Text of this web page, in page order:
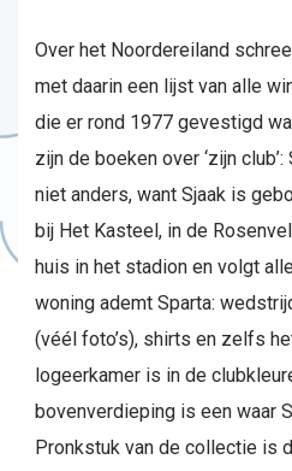
Over het Noordereiland
met daarin een lijst van alle
die er rond 1977 gevestigd
zijn de boeken over ‘zijn
niet anders, want Sjaak is
bij Het Kasteel, in de
huis in het stadion en volgt
woning ademt Sparta:
(véél foto’s), shirts en zelfs
logeerkamer is in de
bovenverdieping is een waar
Pronkstuk van de collectie is